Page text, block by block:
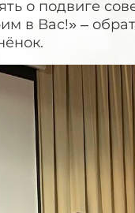
о подвиге
в Вас!» –